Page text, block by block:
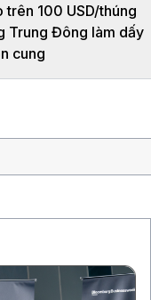
trên 100 USD/thúng
Trung Đông làm dấy
cung